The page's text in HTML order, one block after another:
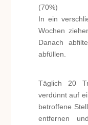
(70%)
In ein
Wochen
Danach
abfüllen.
Täglich 20
verdünnt auf
betroffene
entfernen